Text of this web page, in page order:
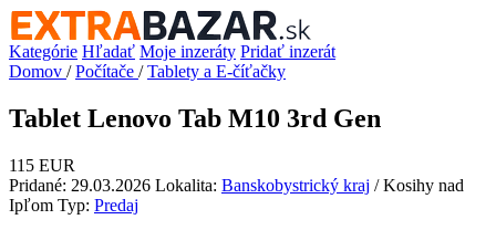
Kategórie Hľadať Moje inzeráty Pridať inzerát
Domov / Počítače / Tablety a E-číťačky
Tablet Lenovo Tab M10 3rd Gen
115 EUR
Pridané: 29.03.2026 Lokalita: Banskobystrický kraj / Kosihy nad
Ipľom Typ: Predaj